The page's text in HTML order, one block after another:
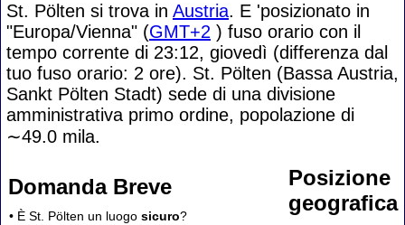
St. Pölten si trova in Austria. E 'posizionato in
"Europa/Vienna" (GMT+2 ) fuso orario con il
tempo corrente di 23:12, giovedì (differenza dal
tuo fuso orario: 2 ore). St. Pölten (Bassa Austria,
Sankt Pölten Stadt) sede di una divisione
amministrativa primo ordine, popolazione di
∼49.0 mila.
Domanda Breve
• È St. Pölten un luogo sicuro?
Posizione
geografica